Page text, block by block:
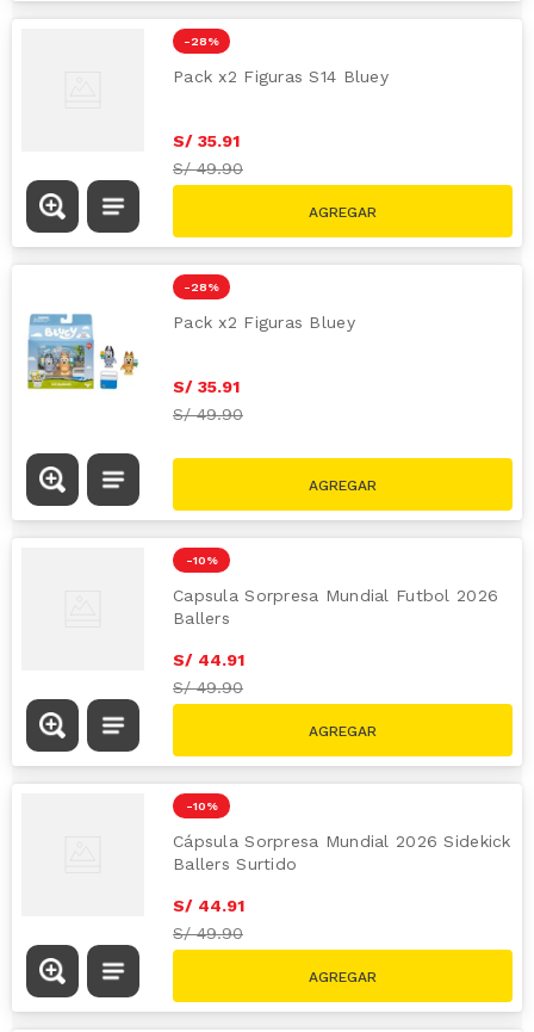
-28 %
Pack x2 Figuras S14 Bluey
S/ 35.91
S/49.90
-28 %
Pack x2 Figuras Bluey
S/ 35.91
S/49.90
-10 %
Capsula Sorpresa Mundial Futbol 2026
Ballers
S/ 44.91
S/49.90
-10 %
Cápsula Sorpresa Mundial 2026 Sidekick
Ballers Surtido
S/ 44.91
S/49.90